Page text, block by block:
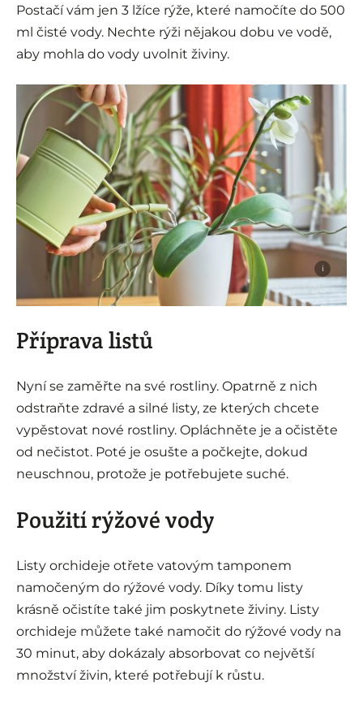
Postačí vám jen 3 lžíce rýže, které namočíte do 500
ml čisté vody. Nechte rýži nějakou dobu ve vodě,
aby mohla do vody uvolnit živiny.
i
Příprava listů
Nyní se zaměřte na své rostliny. Opatrně z nich
odstraňte zdravé a silné listy, ze kterých chcete
vypěstovat nové rostliny. Opláchněte je a očistěte
od nečistot. Poté je osušte a počkejte, dokud
neuschnou, protože je potřebujete suché.
Použití rýžové vody
Listy orchideje otřete vatovým tamponem
namočeným do rýžové vody. Díky tomu listy
krásně očistíte také jim poskytnete živiny. Listy
orchideje můžete také namočit do rýžové vody na
30 minut, aby dokázaly absorbovat co největší
množství živin, které potřebují k růstu.